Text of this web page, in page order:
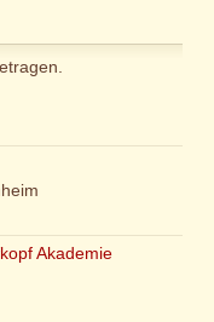
Akademie